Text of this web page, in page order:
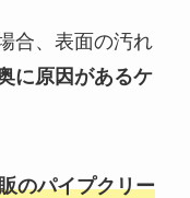
合、表面の汚れ
に原因があるケ
のパイプクリー